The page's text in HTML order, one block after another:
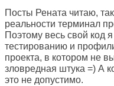
Посты Рената читаю,
реальности терминал
Поэтому весь свой код
тестированию и
проекта, в котором не
зловредная штука =) А
это не допустимо.